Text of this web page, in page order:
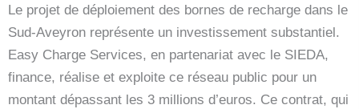
Le projet de déploiement des bornes de recharge dans le
Sud-Aveyron représente un investissement substantiel.
Easy Charge Services, en partenariat avec le SIEDA,
finance, réalise et exploite ce réseau public pour un
montant dépassant les 3 millions d’euros. Ce contrat, qui